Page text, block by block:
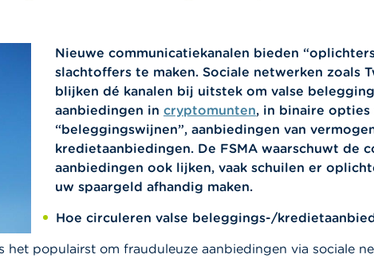
Nieuwe communicatiekanalen bieden
slachtoffers te maken. Sociale netwerken zoals
blijken dé kanalen bij uitstek om valse
aanbiedingen in cryptomunten, in binaire opties
“beleggingswijnen”, aanbiedingen van
kredietaanbiedingen. De FSMA waarschuwt de
aanbiedingen ook lijken, vaak schuilen er
uw spaargeld afhandig maken.
Hoe circuleren valse beleggings-/
populairst om frauduleuze aanbiedingen via sociale